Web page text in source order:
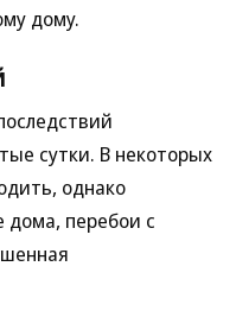
дому.
сутки. В некоторых
однако
дома, перебои с